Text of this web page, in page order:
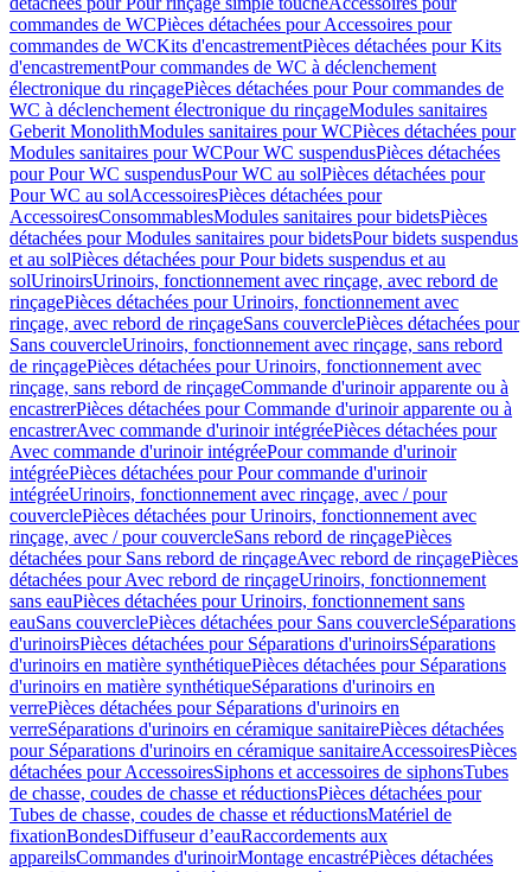
commandes de WCPièces détachées pour Accessoires pour
commandes de WCKits d'encastrementPièces détachées pour Kits
d'encastrementPour commandes de WC à déclenchement
électronique du rinçagePièces détachées pour Pour commandes de
WC à déclenchement électronique du rinçageModules sanitaires
Geberit MonolithModules sanitaires pour WCPièces détachées pour
Modules sanitaires pour WCPour WC suspendusPièces détachées
pour Pour WC suspendusPour WC au solPièces détachées pour
Pour WC au solAccessoiresPièces détachées pour
AccessoiresConsommablesModules sanitaires pour bidetsPièces
détachées pour Modules sanitaires pour bidetsPour bidets suspendus
et au solPièces détachées pour Pour bidets suspendus et au
solUrinoirsUrinoirs, fonctionnement avec rinçage, avec rebord de
rinçagePièces détachées pour Urinoirs, fonctionnement avec
rinçage, avec rebord de rinçageSans couverclePièces détachées pour
Sans couvercleUrinoirs, fonctionnement avec rinçage, sans rebord
de rinçagePièces détachées pour Urinoirs, fonctionnement avec
rinçage, sans rebord de rinçageCommande d'urinoir apparente ou à
encastrerPièces détachées pour Commande d'urinoir apparente ou à
encastrerAvec commande d'urinoir intégréePièces détachées pour
Avec commande d'urinoir intégréePour commande d'urinoir
intégréePièces détachées pour Pour commande d'urinoir
intégréeUrinoirs, fonctionnement avec rinçage, avec / pour
couverclePièces détachées pour Urinoirs, fonctionnement avec
rinçage, avec / pour couvercleSans rebord de rinçagePièces
détachées pour Sans rebord de rinçageAvec rebord de rinçagePièces
détachées pour Avec rebord de rinçageUrinoirs, fonctionnement
sans eauPièces détachées pour Urinoirs, fonctionnement sans
eauSans couverclePièces détachées pour Sans couvercleSéparations
d'urinoirsPièces détachées pour Séparations d'urinoirsSéparations
d'urinoirs en matière synthétiquePièces détachées pour Séparations
d'urinoirs en matière synthétiqueSéparations d'urinoirs en
verrePièces détachées pour Séparations d'urinoirs en
verreSéparations d'urinoirs en céramique sanitairePièces détachées
pour Séparations d'urinoirs en céramique sanitaireAccessoiresPièces
détachées pour AccessoiresSiphons et accessoires de siphonsTubes
de chasse, coudes de chasse et réductionsPièces détachées pour
Tubes de chasse, coudes de chasse et réductionsMatériel de
fixationBondesDiffuseur d’eauRaccordements aux
appareilsCommandes d'urinoirMontage encastréPièces détachées